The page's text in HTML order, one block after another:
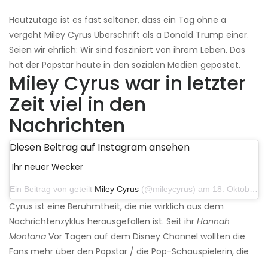
Heutzutage ist es fast seltener, dass ein Tag ohne a
vergeht Miley Cyrus Überschrift als a Donald Trump einer.
Seien wir ehrlich: Wir sind fasziniert von ihrem Leben. Das
hat der Popstar heute in den sozialen Medien gepostet.
Miley Cyrus war in letzter
Zeit viel in den
Nachrichten
Diesen Beitrag auf Instagram ansehen
Ihr neuer Wecker
Ein Beitrag von geteilt Miley Cyrus (@mileycyrus) am 18. Oktober 2019 um 19:03 Uhr PDT
Cyrus ist eine Berühmtheit, die nie wirklich aus dem
Nachrichtenzyklus herausgefallen ist. Seit ihr Hannah
Montana Vor Tagen auf dem Disney Channel wollten die
Fans mehr über den Popstar / die Pop-Schauspielerin, die